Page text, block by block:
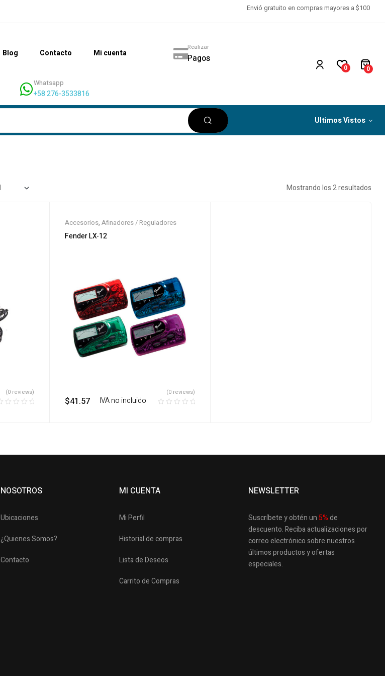
Envió gratuito en compras mayores a $100
Blog Contacto Mi cuenta
Realizar
Pagos
Whatsapp
+58 276-3533816
0 0
Ultimos Vistos
Mostrando los 2 resultados
(0 reviews)
Accesorios, Afinadores / Reguladores
Fender LX-12
$41.57 ‎ ‎ ‎ IVA no incluido
(0 reviews)
NOSOTROS
Ubicaciones
¿Quienes Somos?
Contacto
MI CUENTA
Mi Perfil
Historial de compras
Lista de Deseos
Carrito de Compras
NEWSLETTER
Suscríbete y obtén un 5%de
descuento.Reciba actualizaciones por
correo electrónico sobre nuestros
últimos productosy ofertas
especiales.